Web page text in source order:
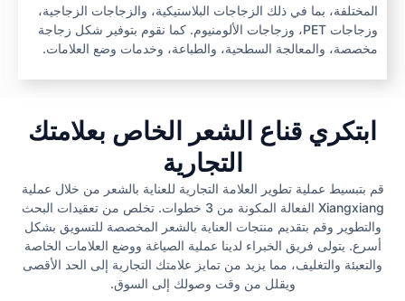
المختلفة، بما في ذلك الزجاجات البلاستيكية، والزجاجات الزجاجية،
وزجاجات PET، وزجاجات الألومنيوم. كما نقوم بتوفير شكل زجاجة
مخصصة، والمعالجة السطحية، والطباعة، وخدمات وضع العلامات.
ابتكري قناع الشعر الخاص بعلامتك
التجارية
قم بتبسيط عملية تطوير العلامة التجارية للعناية بالشعر من خلال عملية
Xiangxiang الفعالة المكونة من 3 خطوات. تخلص من تعقيدات البحث
والتطوير وقم بتقديم منتجات العناية بالشعر المخصصة للتسويق بشكل
أسرع. يتولى فريق الخبراء لدينا عملية الصياغة ووضع العلامات الخاصة
والتعبئة والتغليف، مما يزيد من تمايز علامتك التجارية إلى الحد الأقصى
ويقلل من وقت وصولك إلى السوق.